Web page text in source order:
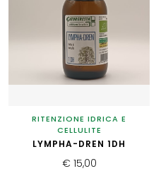
RITENZIONE IDRICA E
CELLULITE
LYMPHA-DREN 1DH
€ 15,00